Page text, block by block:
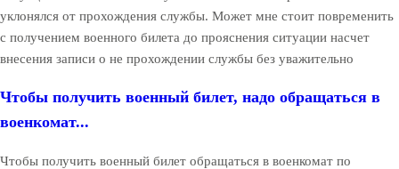
уклонялся от прохождения службы. Может мне стоит повременить
с получением военного билета до прояснения ситуации насчет
внесения записи о не прохождении службы без уважительно
Чтобы получить военный билет, надо обращаться в
военкомат...
Чтобы получить военный билет обращаться в военкомат по